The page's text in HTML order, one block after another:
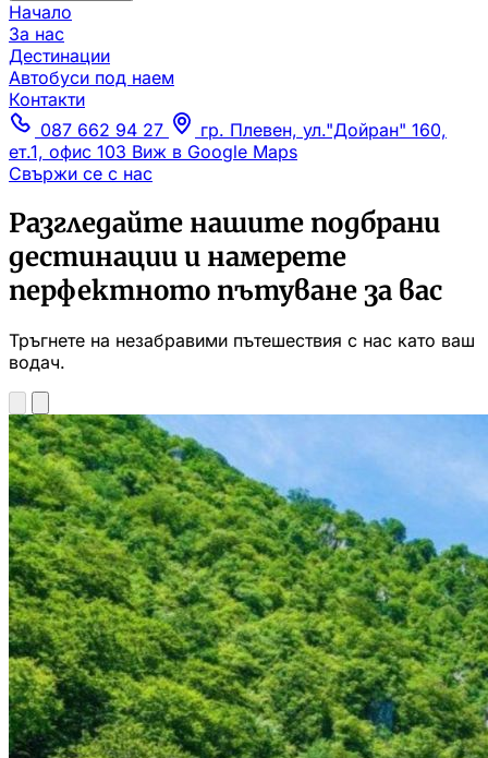
Начало
За нас
Дестинации
Автобуси под наем
Контакти
087 662 94 27
гр. Плевен, ул."Дойран" 160,
ет.1, офис 103 Виж в Google Maps
Свържи се с нас
Разгледайте нашите подбрани
дестинации и намерете
перфектното пътуване за вас
Тръгнете на незабравими пътешествия с нас като ваш
водач.